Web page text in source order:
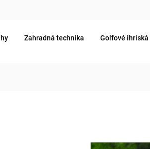
Zahradná technika Golfové ihriská